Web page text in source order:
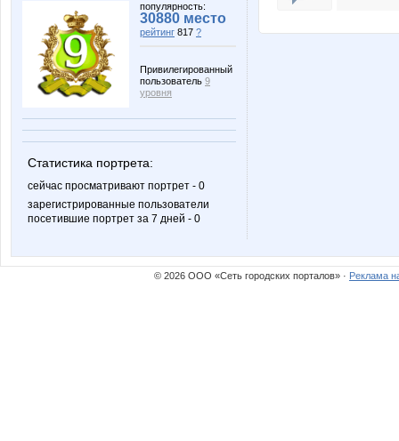
популярность:
30880 место
рейтинг 817 ?
Привилегированный
пользователь 9
уровня
Статистика портрета:
сейчас просматривают портрет - 0
зарегистрированные пользователи
посетившие портрет за 7 дней - 0
© 2026 ООО «Сеть городских порталов» · Реклама